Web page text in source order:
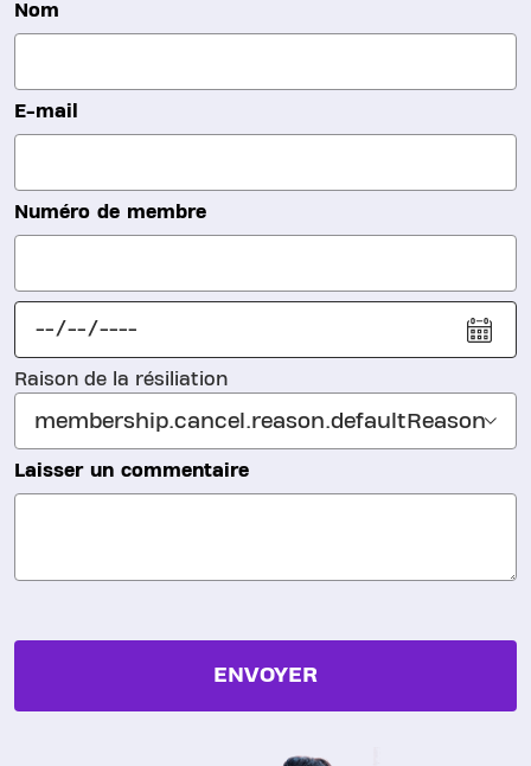
Nom
E-mail
Numéro de membre
Raison de la résiliation
Laisser un commentaire
ENVOYER